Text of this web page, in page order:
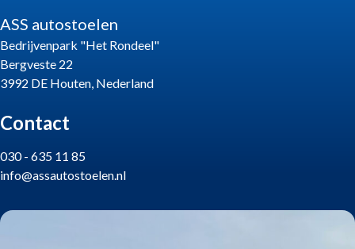
ASS autostoelen
Bedrijvenpark "Het Rondeel"
Bergveste 22
3992 DE Houten, Nederland
Contact
030 - 635 11 85
info@assautostoelen.nl